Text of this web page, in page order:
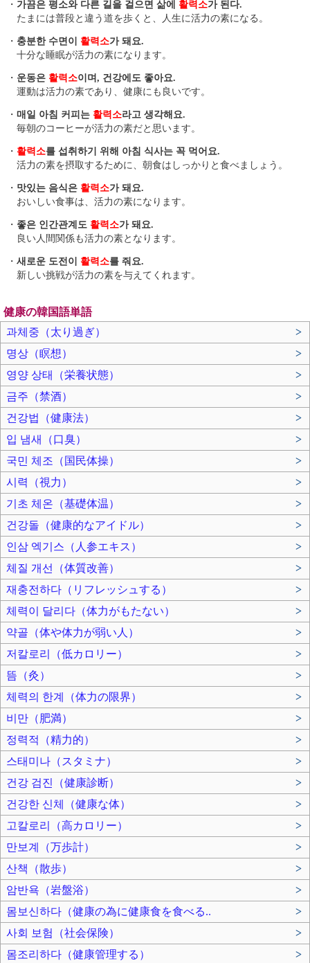
・ 가끔은 평소와 다른 길을 걸으면 삶에 활력소가 된다.
たまには普段と違う道を歩くと、人生に活力の素になる。
・ 충분한 수면이 활력소가 돼요.
十分な睡眠が活力の素になります。
・ 운동은 활력소이며, 건강에도 좋아요.
運動は活力の素であり、健康にも良いです。
・ 매일 아침 커피는 활력소라고 생각해요.
毎朝のコーヒーが活力の素だと思います。
・ 활력소를 섭취하기 위해 아침 식사는 꼭 먹어요.
活力の素を摂取するために、朝食はしっかりと食べましょう。
・ 맛있는 음식은 활력소가 돼요.
おいしい食事は、活力の素になります。
・ 좋은 인간관계도 활력소가 돼요.
良い人間関係も活力の素となります。
・ 새로운 도전이 활력소를 줘요.
新しい挑戦が活力の素を与えてくれます。
健康の韓国語単語
과체중（太り過ぎ）
>
명상（瞑想）
>
영양 상태（栄養状態）
>
금주（禁酒）
>
건강법（健康法）
>
입 냄새（口臭）
>
국민 체조（国民体操）
>
시력（視力）
>
기초 체온（基礎体温）
>
건강돌（健康的なアイドル）
>
인삼 엑기스（人参エキス）
>
체질 개선（体質改善）
>
재충전하다（リフレッシュする）
>
체력이 달리다（体力がもたない）
>
약골（体や体力が弱い人）
>
저칼로리（低カロリー）
>
뜸（灸）
>
체력의 한계（体力の限界）
>
비만（肥満）
>
정력적（精力的）
>
스태미나（スタミナ）
>
건강 검진（健康診断）
>
건강한 신체（健康な体）
>
고칼로리（高カロリー）
>
만보계（万歩計）
>
산책（散歩）
>
암반욕（岩盤浴）
>
몸보신하다（健康の為に健康食を食べる..
>
사회 보험（社会保険）
>
몸조리하다（健康管理する）
>